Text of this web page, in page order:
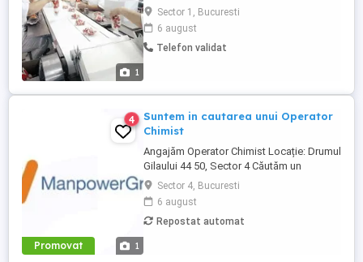
1
Posturi disponibile: ambalat, sortat si
etichetat. *Acceptam femei, barbati sau
cupluri intre 18-55 ani* Cerințe: -Seriozitate
și dorință de muncă -Nu este necesară
Sector 1, Bucuresti
6 august
Telefon validat
Promovat 1
4
Suntem in cautarea unui Operator
Chimist
Angajăm Operator Chimist Locație: Drumul
Gilaului 44 50, Sector 4 Căutăm un
profesionist din domeniul chimiei, care să
se alăture echipei noastre de producție.
Profilul candidatului ideal: Experiență de
minimum 4 ani într-un mediu industrial
Sector 4, Bucuresti
6 august
Repostat automat